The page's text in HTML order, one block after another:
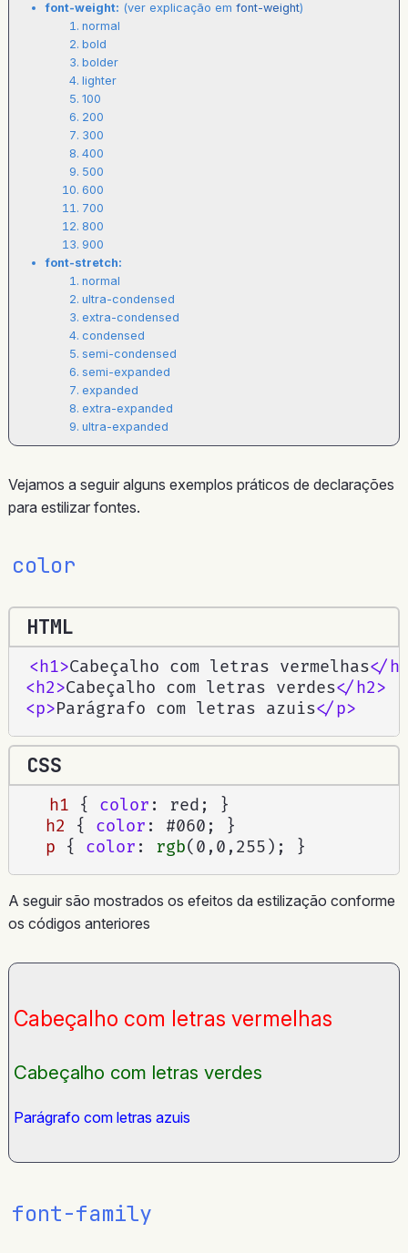
font-weight: (ver explicação em font-weight)
normal
bold
bolder
lighter
100
200
300
400
500
600
700
800
900
font-stretch:
normal
ultra-condensed
extra-condensed
condensed
semi-condensed
semi-expanded
expanded
extra-expanded
ultra-expanded
Vejamos a seguir alguns exemplos práticos de declarações
para estilizar fontes.
color
HTML
<h1>Cabeçalho com letras vermelhas</
<h2>Cabeçalho com letras verdes</h2>
<p>Parágrafo com letras azuis</p>
CSS
h1 { color : red ;
}
h2
{ color : #060 ;
}
p
{ color : rgb( 0,0,255 ) ; }
A seguir são mostrados os efeitos da estilização conforme
os códigos anteriores
Cabeçalho com letras vermelhas
Cabeçalho com letras verdes
Parágrafo com letras azuis
font-family